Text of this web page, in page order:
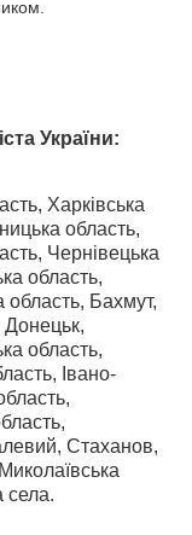
України:
Харківська
область,
Чернівецька
область,
область, Бахмут,
Донецьк,
область,
Івано-
Стаханов,
села.